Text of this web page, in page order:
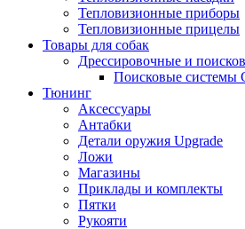
Тепловизионные приборы
Тепловизионные прицелы
Товары для собак
Дрессировочные и
Поисковые системы
Тюнинг
Аксессуары
Антабки
Детали оружия Upgrade
Ложи
Магазины
Приклады и комплекты
Пятки
Рукояти